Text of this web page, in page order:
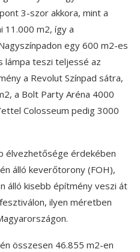
3-szor akkora, mint a
11.000 m2, így a
egy 600 m2-es
lámpa teszi teljessé az
a Revolut Színpad sátra,
a Bolt Party Aréna 4000
Colosseum pedig 3000
élvezhetősége érdekében
álló keverőtorony (FOH),
álló kisebb építmény veszi át
ilyen méretben
összesen 46.855 m2-en